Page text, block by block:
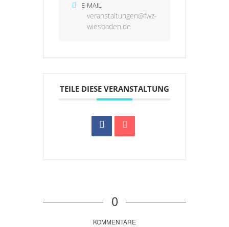
E-MAIL
veranstaltungen@fwz-
wiesbaden.de
TEILE DIESE VERANSTALTUNG
0
KOMMENTARE